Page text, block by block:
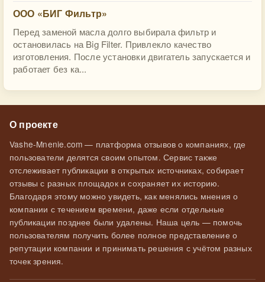
ООО «БИГ Фильтр»
Перед заменой масла долго выбирала фильтр и
остановилась на Big Filter. Привлекло качество
изготовления. После установки двигатель запускается и
работает без ка...
О проекте
Vashe-Mnenie.com — платформа отзывов о компаниях, где
пользователи делятся своим опытом. Сервис также
отслеживает публикации в открытых источниках, собирает
отзывы с разных площадок и сохраняет их историю.
Благодаря этому можно увидеть, как менялись мнения о
компании с течением времени, даже если отдельные
публикации позднее были удалены. Наша цель — помочь
пользователям получить более полное представление о
репутации компании и принимать решения с учётом разных
точек зрения.